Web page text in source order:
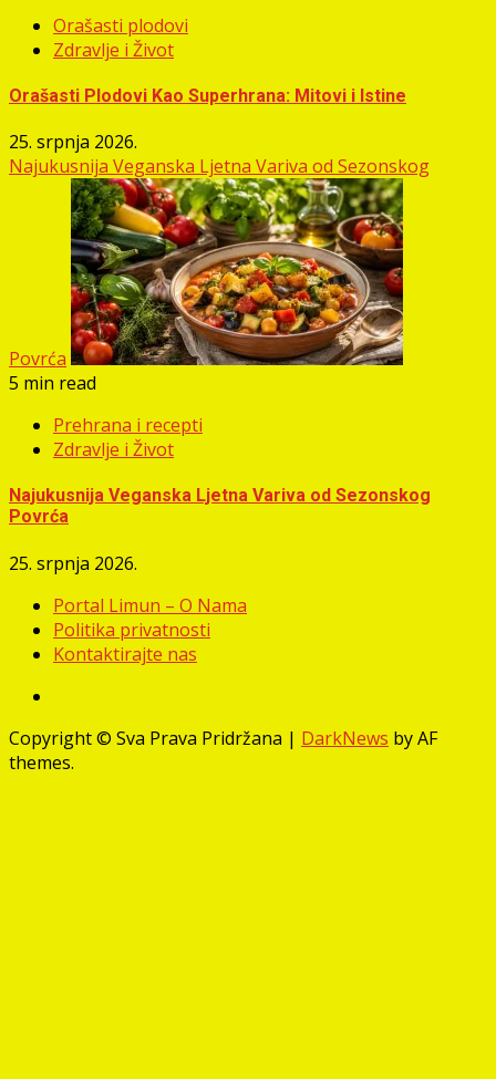
Orašasti plodovi
Zdravlje i Život
Orašasti Plodovi Kao Superhrana: Mitovi i Istine
25. srpnja 2026.
Najukusnija Veganska Ljetna Variva od Sezonskog
Povrća
5 min read
Prehrana i recepti
Zdravlje i Život
Najukusnija Veganska Ljetna Variva od Sezonskog
Povrća
25. srpnja 2026.
Portal Limun – O Nama
Politika privatnosti
Kontaktirajte nas
Copyright © Sva Prava Pridržana | DarkNews by AF
themes.